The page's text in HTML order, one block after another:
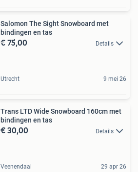
Salomon The Sight Snowboard met
bindingen en tas
€ 75,00 Details
Utrecht 9 mei 26
Trans LTD Wide Snowboard 160cm met
bindingen en tas
€ 30,00 Details
Veenendaal 29 apr 26